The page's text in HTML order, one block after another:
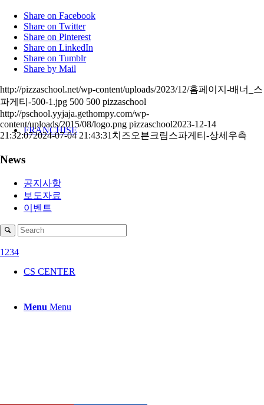
FRANCHISE
CS CENTER
Menu Menu
Share on Facebook
Share on Twitter
Share on Pinterest
Share on LinkedIn
Share on Tumblr
Share by Mail
http://pizzaschool.net/wp-content/uploads/2023/12/홈페이지-배너_스
파게티-500-1.jpg 500 500 pizzaschool
http://pschool.yyjaja.gethompy.com/wp-
content/uploads/2015/08/logo.png pizzaschool2023-12-14
21:32:072024-07-04 21:43:31 치즈오븐크림스파게티-상세우측
News
공지사항
보도자료
이벤트
1 234